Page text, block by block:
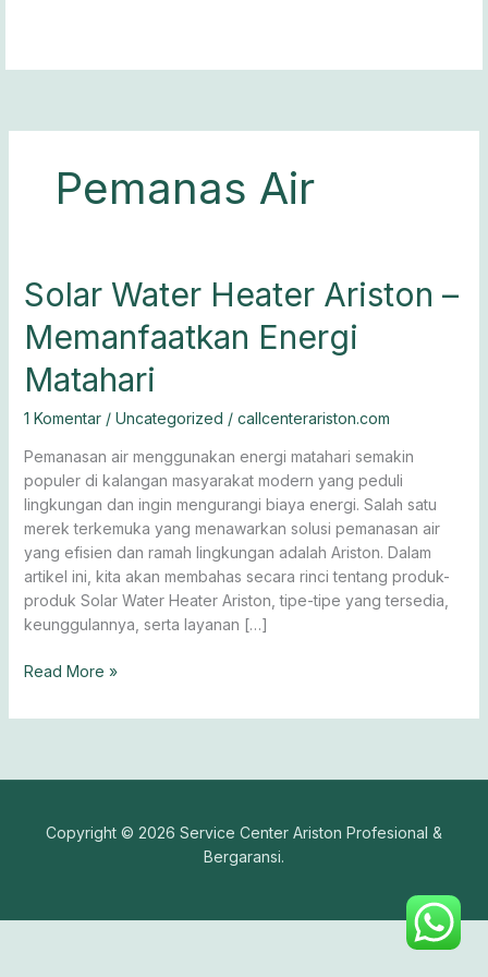
Pemanas Air
Solar Water Heater Ariston –
Memanfaatkan Energi
Matahari
1 Komentar / Uncategorized / callcenterariston.com
Pemanasan air menggunakan energi matahari semakin
populer di kalangan masyarakat modern yang peduli
lingkungan dan ingin mengurangi biaya energi. Salah satu
merek terkemuka yang menawarkan solusi pemanasan air
yang efisien dan ramah lingkungan adalah Ariston. Dalam
artikel ini, kita akan membahas secara rinci tentang produk-
produk Solar Water Heater Ariston, tipe-tipe yang tersedia,
keunggulannya, serta layanan […]
Solar
Water
Heater
Energi
Matahari
Read More »
Copyright © 2026 Service Center Ariston Profesional &
Bergaransi.